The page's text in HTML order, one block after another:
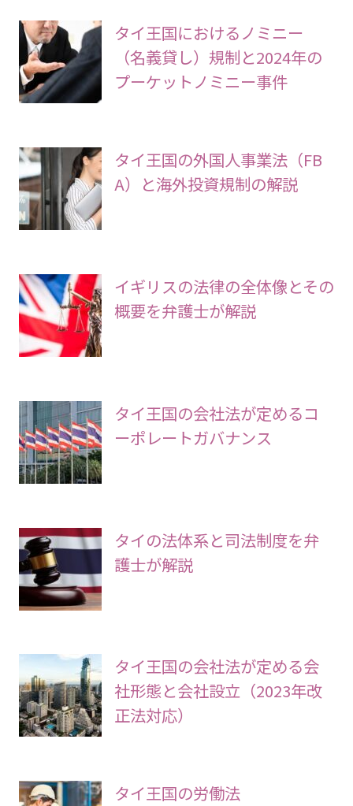
タイ王国におけるノミニー
（名義貸し）規制と2024年の
プーケットノミニー事件
タイ王国の外国人事業法（FB
A）と海外投資規制の解説
イギリスの法律の全体像とその
概要を弁護士が解説
タイ王国の会社法が定めるコ
ーポレートガバナンス
タイの法体系と司法制度を弁
護士が解説
タイ王国の会社法が定める会
社形態と会社設立（2023年改
正法対応）
タイ王国の労働法